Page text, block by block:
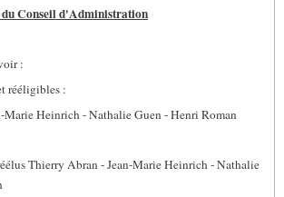
du Conseil d'Administration
:
rééligibles :
Marie Heinrich - Nathalie Guen - Henri Roman
Thierry Abran - Jean-Marie Heinrich - Nathalie